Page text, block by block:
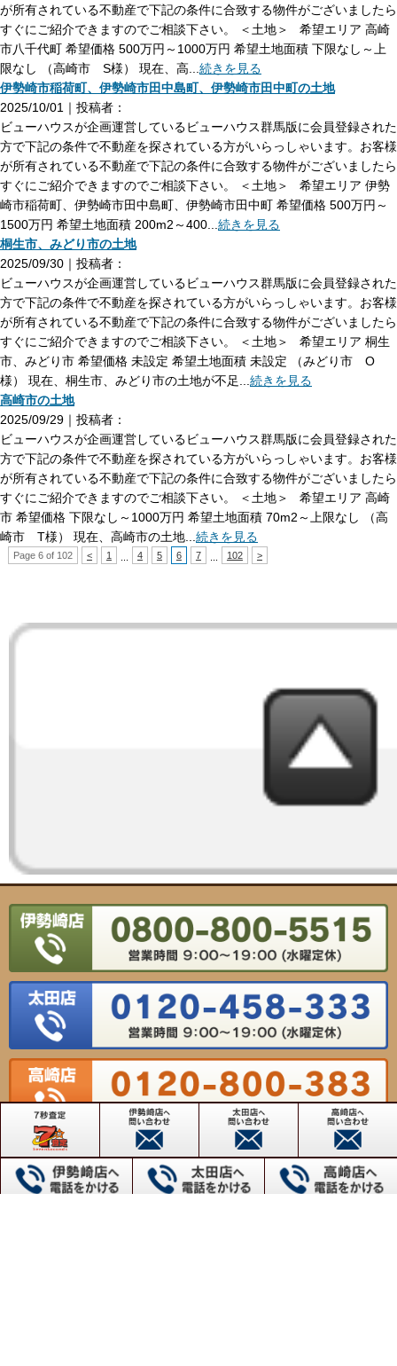
が所有されている不動産で下記の条件に合致する物件がございましたら
すぐにご紹介できますのでご相談下さい。 ＜土地＞ 希望エリア 高崎
市八千代町 希望価格 500万円～1000万円 希望土地面積 下限なし～上
限なし （高崎市 S様） 現在、高... 続きを見る
伊勢崎市稲荷町、伊勢崎市田中島町、伊勢崎市田中町の土地
2025/10/01｜投稿者：
ビューハウスが企画運営しているビューハウス群馬版に会員登録された
方で下記の条件で不動産を探されている方がいらっしゃいます。お客様
が所有されている不動産で下記の条件に合致する物件がございましたら
すぐにご紹介できますのでご相談下さい。 ＜土地＞ 希望エリア 伊勢
崎市稲荷町、伊勢崎市田中島町、伊勢崎市田中町 希望価格 500万円～
1500万円 希望土地面積 200m2～400... 続きを見る
桐生市、みどり市の土地
2025/09/30｜投稿者：
ビューハウスが企画運営しているビューハウス群馬版に会員登録された
方で下記の条件で不動産を探されている方がいらっしゃいます。お客様
が所有されている不動産で下記の条件に合致する物件がございましたら
すぐにご紹介できますのでご相談下さい。 ＜土地＞ 希望エリア 桐生
市、みどり市 希望価格 未設定 希望土地面積 未設定 （みどり市 O
様） 現在、桐生市、みどり市の土地が不足... 続きを見る
高崎市の土地
2025/09/29｜投稿者：
ビューハウスが企画運営しているビューハウス群馬版に会員登録された
方で下記の条件で不動産を探されている方がいらっしゃいます。お客様
が所有されている不動産で下記の条件に合致する物件がございましたら
すぐにご紹介できますのでご相談下さい。 ＜土地＞ 希望エリア 高崎
市 希望価格 下限なし～1000万円 希望土地面積 70m2～上限なし （高
崎市 T様） 現在、高崎市の土地... 続きを見る
Page 6 of 102 < 1 4 5 6 7 102 >
群馬県高崎市・前橋市・伊勢崎市・太田市・桐生市・沼田市・館林市・渋川市・藤岡市・富岡
市・安中市・みどり市・佐波郡玉村町
群馬不動産売却センター